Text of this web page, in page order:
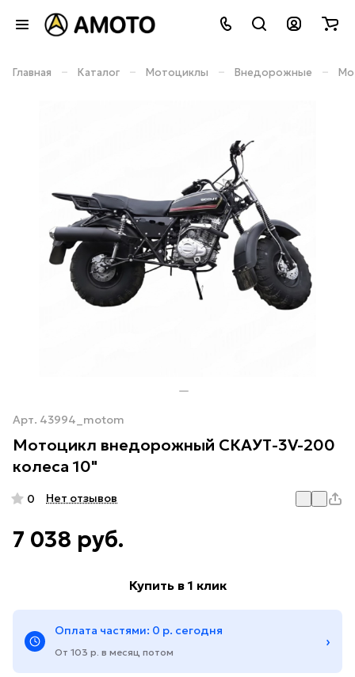
Главная – Каталог – Мотоциклы – Внедорожные –
Арт. 43994_motom
Мотоцикл внедорожный СКАУТ-3V-200
колеса 10"
0 Нет отзывов
7 038 руб.
Купить в 1 клик
Оплата частями: 0 р. сегодня
От 103 р. в месяц потом
›